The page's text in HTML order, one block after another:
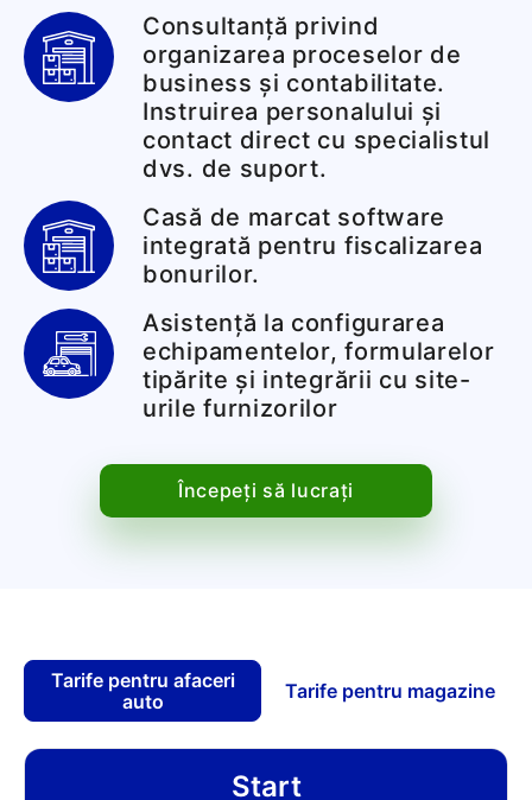
Consultanță privind
organizarea proceselor de
business și contabilitate.
Instruirea personalului și
contact direct cu specialistul
dvs. de suport.
Casă de marcat software
integrată pentru fiscalizarea
bonurilor.
Asistență la configurarea
echipamentelor, formularelor
tipărite și integrării cu site-
urile furnizorilor
Începeți să lucrați
Tarife pentru afaceri
auto
Tarife pentru magazine
Start